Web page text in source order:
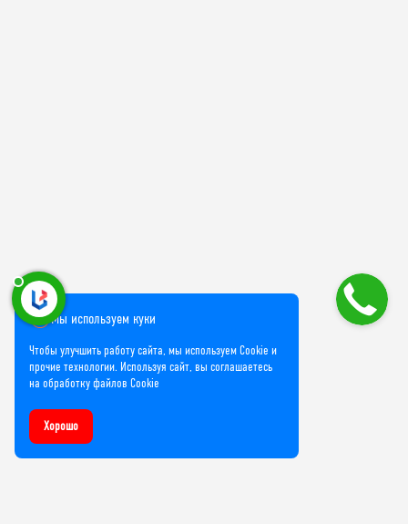
Мы используем куки
Чтобы улучшить работу сайта, мы используем Cookie и
прочие технологии. Используя сайт, вы соглашаетесь
на обработку файлов Cookie
Хорошо